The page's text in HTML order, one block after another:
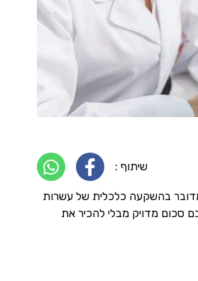
שיתוף :
מדובר בהשקעה כלכלית של עשרות
סכום מדויק מבלי להכיר את